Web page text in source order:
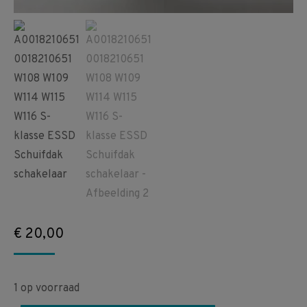
€ 20,00
1 op voorraad